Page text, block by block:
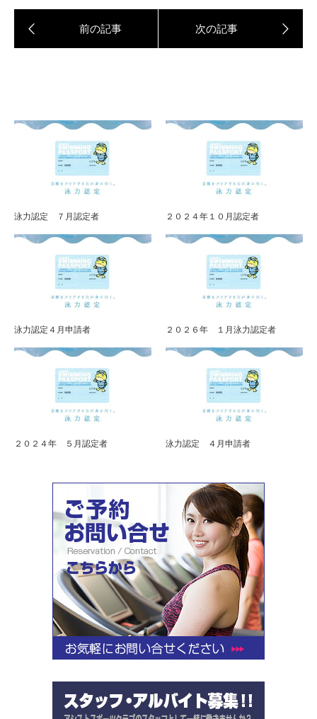
泳力認定 ７月認定者 ２０２４年１０月認定者
泳力認定４月申請者 ２０２６年 １月泳力認定者
２０２４年 ５月認定者 泳力認定 ４月申請者